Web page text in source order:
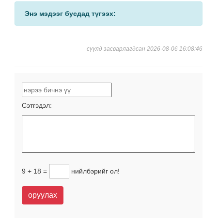
Энэ мэдээг бусдад түгээх:
сүүлд засварлагдсан 2026-08-06 16:08:46
Сэтгэдэл:
9 + 18 = нийлбэрийг ол!
оруулах